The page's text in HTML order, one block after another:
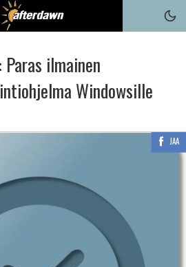
Paras ilmainen
Windowsille
JAA